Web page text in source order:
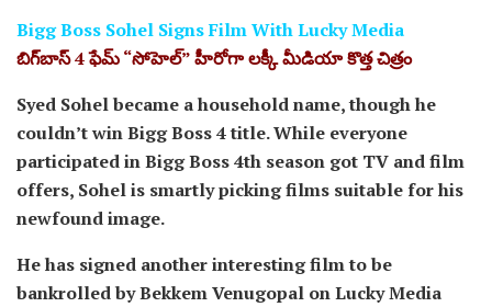
Bigg Boss Sohel Signs Film With Lucky Media
బిగ్‌బాస్ 4 ఫేమ్ “సోహెల్” హీరోగా ల‌క్కీ మీడియా కొత్త చిత్రం
Syed Sohel became a household name, though he
couldn’t win Bigg Boss 4 title. While everyone
participated in Bigg Boss 4th season got TV and film
offers, Sohel is smartly picking films suitable for his
newfound image.
He has signed another interesting film to be
bankrolled by Bekkem Venugopal on Lucky Media